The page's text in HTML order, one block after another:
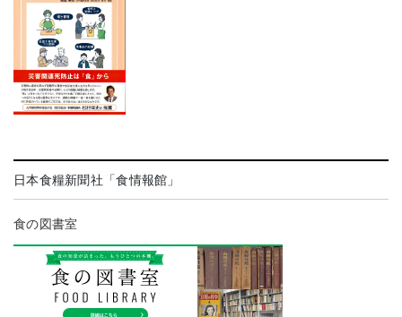
日本食糧新聞社「食情報館」
食の図書室